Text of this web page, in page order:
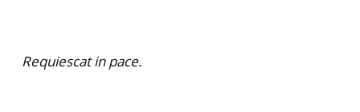
Requiescat in pace.